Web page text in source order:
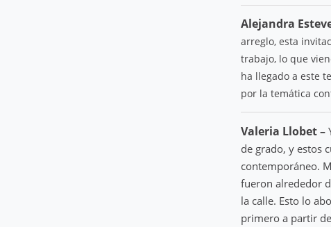
Alejandra
arreglo, esta
trabajo, lo que
ha llegado a este
por la temática
Valeria Llobet –
de grado, y estos
contemporáneo.
fueron alrededor
la calle. Esto lo
primero a partir